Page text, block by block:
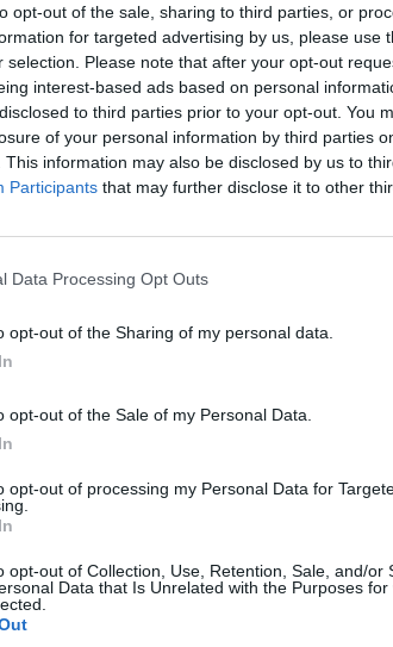
opt-out of the sale, sharing to third parties, or
for targeted advertising by us, please use
selection. Please note that after your opt-out
interest-based ads based on personal
to third parties prior to your opt-out. You
of your personal information by third parties
This information may also be disclosed by us to
Participants that may further disclose it to other
Data Processing Opt Outs
opt-out of the Sharing of my personal data.
opt-out of the Sale of my Personal Data.
opt-out of processing my Personal Data for
opt-out of Collection, Use, Retention, Sale, and/or
Data that Is Unrelated with the Purposes for
aDeltebre. Encara que a la seua família no hi
molt aviat una gran passió. Va
i industrial, i als 22 anys va rebre una
de l’enginyeria del motor per a estudiar
Oxford. D’aquí va passar a HRT, a la F1, i al
Nani Roma, amb qui va treballar i va
de Folgueroles. Millor no va poder ser el
en cap. Va fixar la residència a prop de
Després va arribar el seu èxit amb Carlos
i al Dakar, on va debutar el 2014, i ja
«hi ha una gran part d’aventura que les altres
has de fer un set-up i després cercar el
desconegut. Per exemple, no sabem com és
comptagotes i cal calcular la benzina, fer
el que més m’agrada. Els cotxes no són
i els pots modificar, i també fer una
futur, però s’han pogut escoltar rumors
sembla està disposada a tenir equips a les